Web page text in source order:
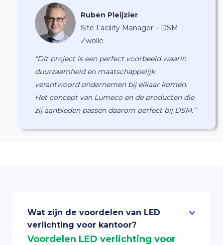
Ruben Pleijzier
Site Facility Manager – DSM
Zwolle
“Dit project is een perfect voorbeeld waarin
duurzaamheid en maatschappelijk
verantwoord ondernemen bij elkaar komen.
Het concept van Lumeco en de producten die
zij aanbieden passen daarom perfect bij DSM.”
Wat zijn de voordelen van LED
verlichting voor kantoor?
Voordelen LED verlichting voor